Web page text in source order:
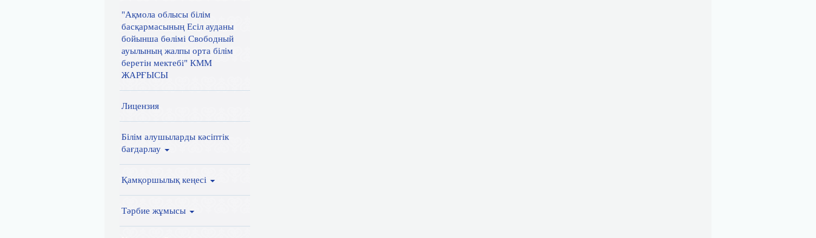
"Ақмола облысы білім
басқармасының Есіл ауданы
бойынша бөлімі Свободный
ауылының жалпы орта білім
беретін мектебі" КММ
ЖАРҒЫСЫ
Лицензия
Білім алушыларды кәсіптік
бағдарлау
Қамқоршылық кеңесі
Тәрбие жұмысы